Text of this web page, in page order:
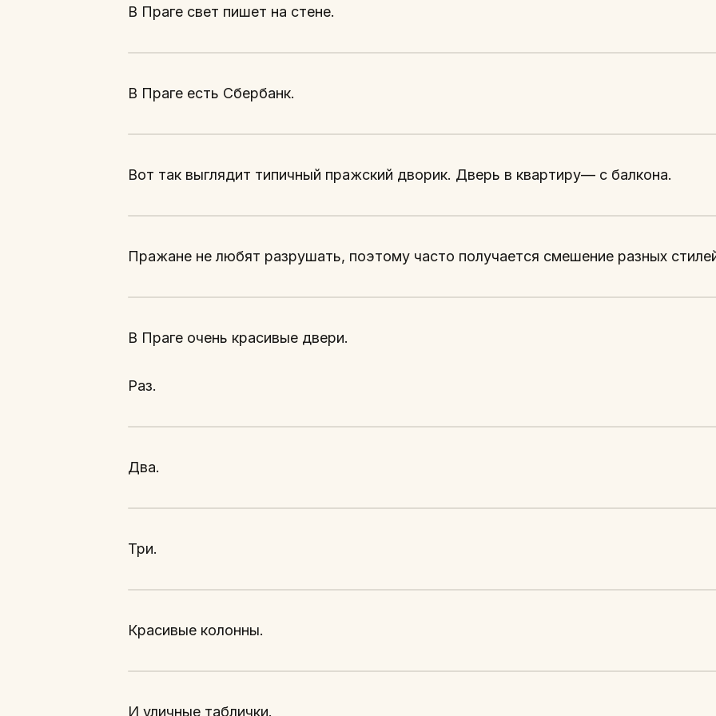
В Праге свет пишет на стене.
В Праге есть Сбербанк.
Вот так выглядит типичный пражский дворик. Дверь в квартиру— с балкона.
Пражане не любят разрушать, поэтому часто получается смешение разных
В Праге очень красивые двери.
Раз.
Два.
Три.
Красивые колонны.
И уличные таблички.